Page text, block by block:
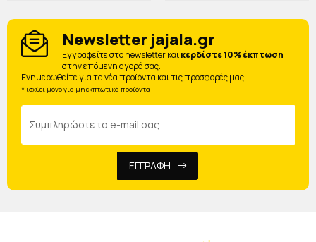
Newsletter jajala.gr
Eγγραφείτε στο newsletter καικερδίστε 10% έκπτωση
στην επόμενη αγορά σας.
Ενημερωθείτε για τα νέα προϊόντα και τις προσφορές μας!
* ισχύει μόνο για μη εκπτωτικά προϊόντα
ΕΓΓΡΑΦΗ